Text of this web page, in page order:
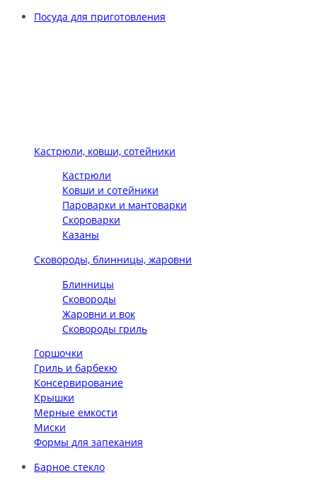
Посуда для приготовления
Кастрюли, ковши, сотейники
Кастрюли
Ковши и сотейники
Пароварки и мантоварки
Скороварки
Казаны
Сковороды, блинницы, жаровни
Блинницы
Сковороды
Жаровни и вок
Сковороды гриль
Горшочки
Гриль и барбекю
Консервирование
Крышки
Мерные емкости
Миски
Формы для запекания
Барное стекло